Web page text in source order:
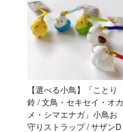
【選べる小鳥】「ことり
鈴 / 文鳥・セキセイ・オカ
メ・シマエナガ」小鳥お
守りストラップ / サザンD